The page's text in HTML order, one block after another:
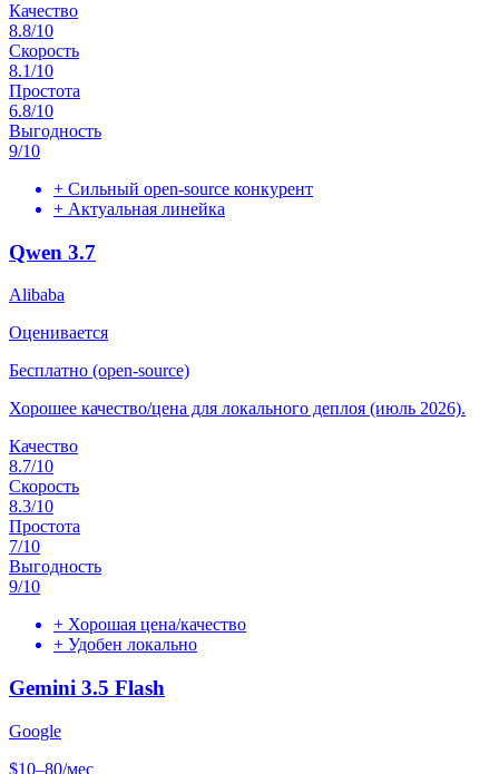
Качество
8.8/10
Скорость
8.1/10
Простота
6.8/10
Выгодность
9/10
+ Сильный open-source конкурент
+ Актуальная линейка
Qwen 3.7
Alibaba
Оценивается
Бесплатно (open-source)
Хорошее качество/цена для локального деплоя (июль 2026).
Качество
8.7/10
Скорость
8.3/10
Простота
7/10
Выгодность
9/10
+ Хорошая цена/качество
+ Удобен локально
Gemini 3.5 Flash
Google
$10–80/мес